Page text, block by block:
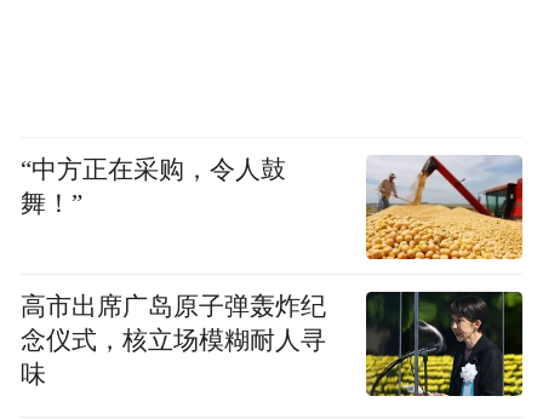
无法开口
>>>实录6 文隽：说港人“不爱国，是奴才”完
全是诋毁
>>>实录7 文隽：我以中国人骄傲 以香港人
“中方正在采购，令人鼓
舞！”
高市出席广岛原子弹轰炸纪
念仪式，核立场模糊耐人寻
味